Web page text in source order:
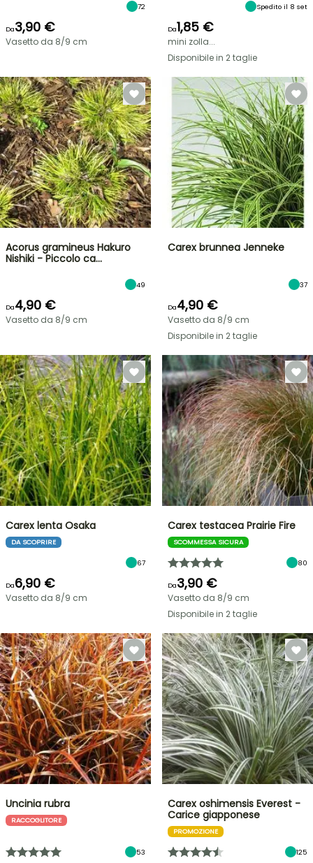
72
Da3,90 €
Vasetto da 8/9 cm
Spedito il 8 set
Da1,85 €
mini zolla...
Disponibile in 2 taglie
Acorus gramineus Hakuro
Nishiki - Piccolo ca…
49
Da4,90 €
Vasetto da 8/9 cm
Carex brunnea Jenneke
37
Da4,90 €
Vasetto da 8/9 cm
Disponibile in 2 taglie
Carex lenta Osaka
DA SCOPRIRE
67
Da6,90 €
Vasetto da 8/9 cm
Carex testacea Prairie Fire
SCOMMESSA SICURA
80
Da3,90 €
Vasetto da 8/9 cm
Disponibile in 2 taglie
Uncinia rubra
RACCOGLITORE
53
Carex oshimensis Everest -
Carice giapponese
PROMOZIONE
125